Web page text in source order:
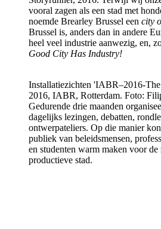
vooral zagen als een stad met
noemde Brearley Brussel een city
Brussel is, anders dan in andere
heel veel industrie aanwezig, en,
Good City Has Industry!
Installatiezichten 'IABR–2016-
2016, IABR, Rotterdam. Foto:
Gedurende drie maanden
dagelijks lezingen, debatten,
ontwerpateliers. Op die manier
publiek van beleidsmensen,
en studenten warm maken voor
productieve stad.